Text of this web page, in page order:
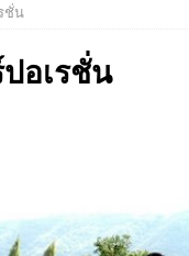
Motor 2026 ที่คนรักรถ ไม่คว
ย์ใหญ่: เมื่อคะแนนนิยม ‘ส้ม’ พุ่
ไทยมากที่สุด
ชั่น
อเรชั่น